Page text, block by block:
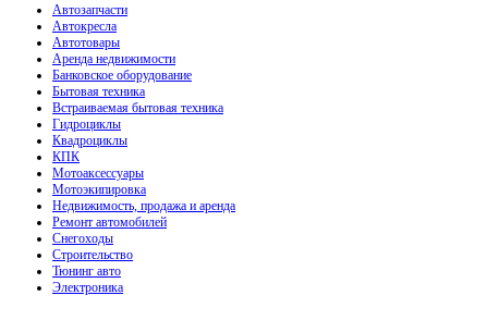
Автозапчасти
Автокресла
Автотовары
Аренда недвижимости
Банковское оборудование
Бытовая техника
Встраиваемая бытовая техника
Гидроциклы
Квадроциклы
КПК
Мотоаксессуары
Мотоэкипировка
Недвижимость, продажа и аренда
Ремонт автомобилей
Снегоходы
Строительство
Тюнинг авто
Электроника